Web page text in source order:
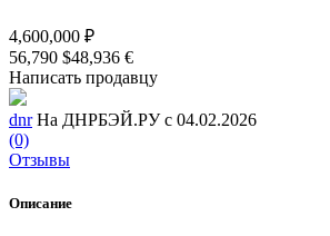
4,600,000 ₽
56,790 $48,936 €
Написать продавцу
dnr На ДНРБЭЙ.РУ с 04.02.2026
(0)
Отзывы
Описание